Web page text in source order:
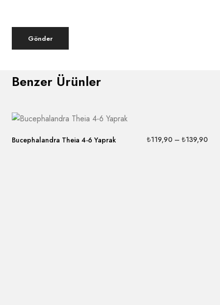
Benzer Ürünler
Bucephalandra Theia 4-6 Yaprak ₺119,90 – ₺139,90